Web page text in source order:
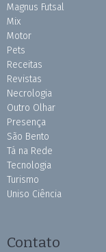
Magnus Futsal
Mix
Motor
Pets
Receitas
Revistas
Necrologia
Outro Olhar
Presença
São Bento
Tá na Rede
Tecnologia
Turismo
Uniso Ciência
Contato